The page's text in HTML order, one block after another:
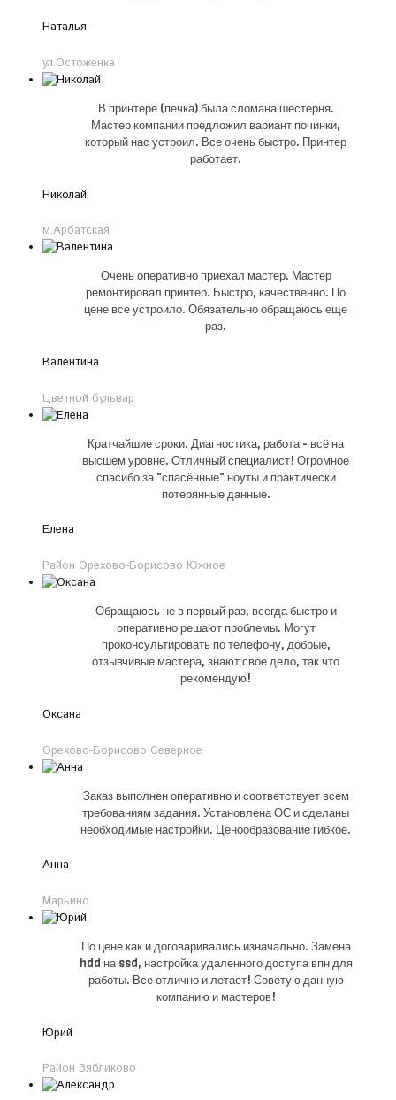
Наталья
ул.Остоженка
В принтере (печка) была сломана шестерня.
Мастер компании предложил вариант починки,
который нас устроил. Все очень быстро. Принтер
работает.
Николай
м.Арбатская
Очень оперативно приехал мастер. Мастер
ремонтировал принтер. Быстро, качественно. По
цене все устроило. Обязательно обращаюсь еще
раз.
Валентина
Цветной бульвар
Кратчайшие сроки. Диагностика, работа - всё на
высшем уровне. Отличный специалист! Огромное
спасибо за "спасённые" ноуты и практически
потерянные данные.
Елена
Район Орехово-Борисово Южное
Обращаюсь не в первый раз, всегда быстро и
оперативно решают проблемы. Могут
проконсультировать по телефону, добрые,
отзывчивые мастера, знают свое дело, так что
рекомендую!
Оксана
Орехово-Борисово Северное
Заказ выполнен оперативно и соответствует всем
требованиям задания. Установлена ОС и сделаны
необходимые настройки. Ценообразование гибкое.
Анна
Марьино
По цене как и договаривались изначально. Замена
hdd на ssd, настройка удаленного доступа впн для
работы. Все отлично и летает! Советую данную
компанию и мастеров!
Юрий
Район Зябликово